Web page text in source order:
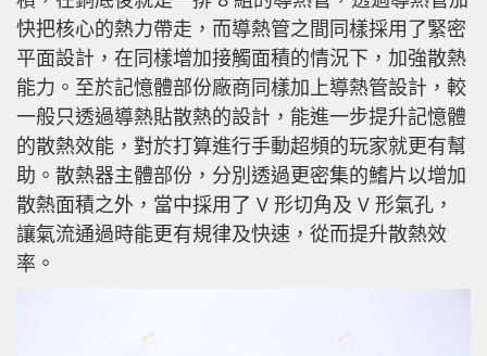
快把核心的熱力帶走，而導熱管之間同樣採用了緊密
平面設計，在同樣增加接觸面積的情況下，加強散熱
能力。至於記憶體部份廠商同樣加上導熱管設計，較
一般只透過導熱貼散熱的設計，能進一步提升記憶體
的散熱效能，對於打算進行手動超頻的玩家就更有幫
助。散熱器主體部份，分別透過更密集的鰭片以增加
散熱面積之外，當中採用了 V 形切角及 V 形氣孔，
讓氣流通過時能更有規律及快速，從而提升散熱效
率。